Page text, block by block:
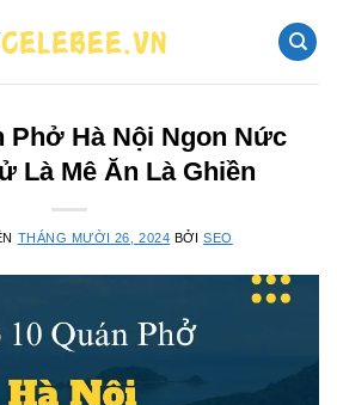
Phở Hà Nội Ngon Nức
Là Mê Ăn Là Ghiền
THÁNG MƯỜI 26, 2024 BỞISEO